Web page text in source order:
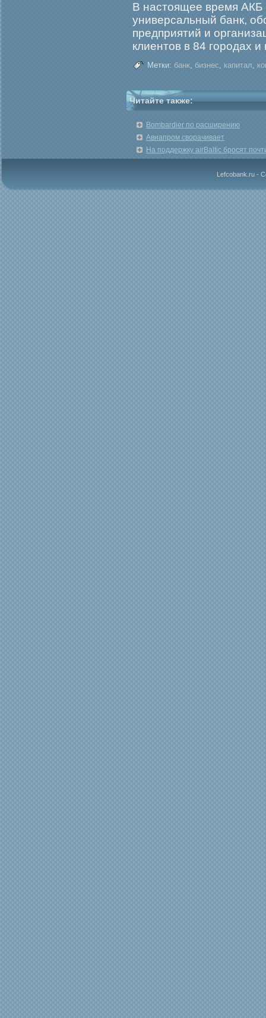
В настоящее время
универсальный банк,
предприятий и
клиентов в 84 гοрοдах
Метки: банк, бизнес, капитал,
Читайте также:
Bombardier по расширению
Авиапром сворачивает
На поддержку airBaltic бросят
Lefcobank.ru -